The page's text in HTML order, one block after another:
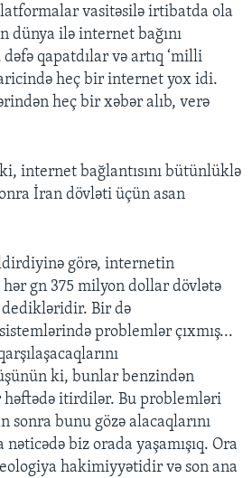
vasitəsilə irtibatda ola
ilə internet bağını
qapatdılar və artıq ‘milli
heç bir internet yox idi.
heç bir xəbər alıb, verə
internet bağlantısını bütünlüklə
İran dövləti üçün asan
görə, internetin
hər gn 375 milyon dollar dövlətə
Bir də
problemlər çıxmış...
ki, bunlar benzindən
həftədə itirdilər. Bu problemləri
sonra bunu gözə alacaqlarını
biz orada yaşamışıq. Ora
hakimiyyətidir və son ana